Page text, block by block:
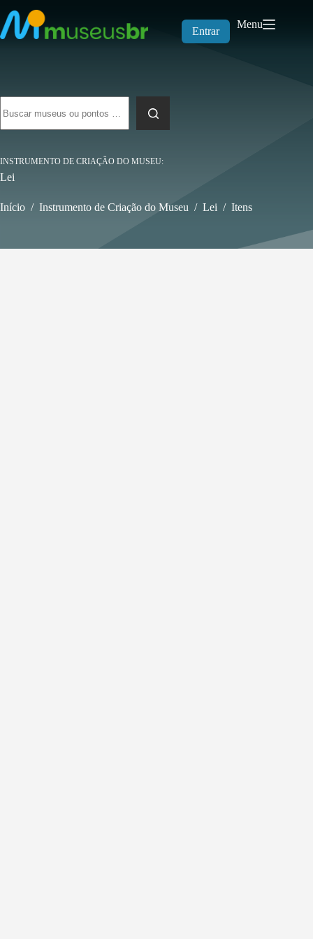
para
o
conteúdo
Entrar
Menu
resultados
INSTRUMENTO DE CRIAÇÃO DO MUSEU
Lei
Início / Instrumento de Criação do Museu / Lei / Itens